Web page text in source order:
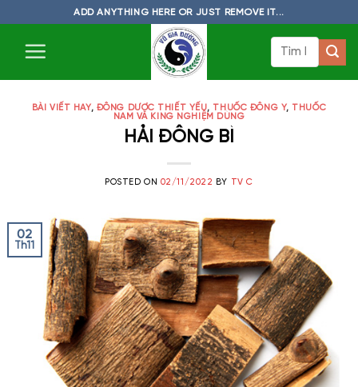
content
ADD ANYTHING HERE OR JUST REMOVE IT...
BÀI VIẾT HAY, ĐÔNG DƯỢC THIẾT YẾU, THUỐC ĐÔNG Y, THUỐC
NAM VÀ KING NGHIỆM DÙNG
HẢI ĐÔNG BÌ
POSTED ON 02/11/2022 BY TV C
02
Th11